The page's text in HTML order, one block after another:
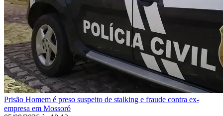
Prisão Homem é preso suspeito de stalking e fraude contra ex-
empresa em Mossoró